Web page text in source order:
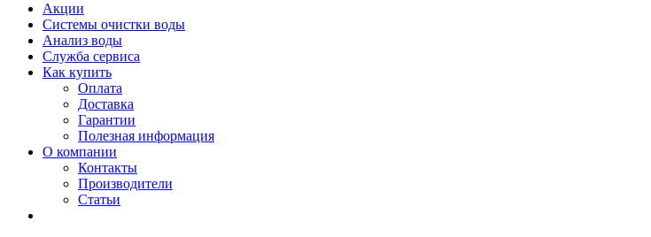
Акции
Системы очистки воды
Анализ воды
Служба сервиса
Как купить
Оплата
Доставка
Гарантии
Полезная информация
О компании
Контакты
Производители
Статьи